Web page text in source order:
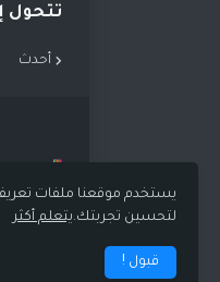
تتحول
أحدث
يستخدم موقعنا ملفات تعريف
لتحسين تجربتك.يتعلم أكثر
قبول !